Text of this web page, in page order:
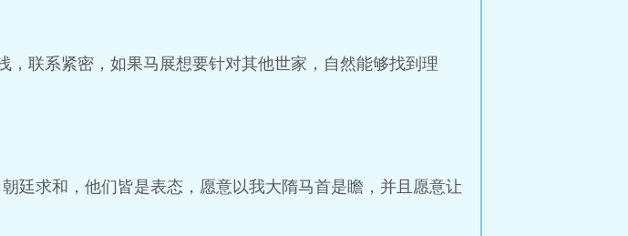
联系紧密，如果马展想要针对其他世家，自然能够找到理
廷求和，他们皆是表态，愿意以我大隋马首是瞻，并且愿意让